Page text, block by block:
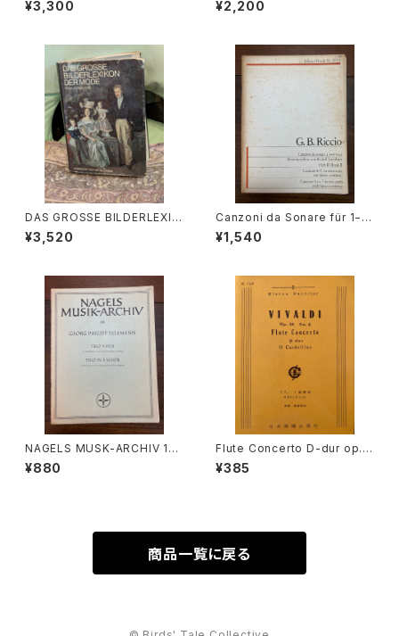
ura【著者：Kurt Wichmann】出
¥3,300
版社：MACMILLAN AND CO,
¥2,200
DAS GROSSE BILDERLEXIK
ON DER MODE【著者：Ludmil
a Kybalová, Olga Herbeno
¥3,520
Canzoni da Sonare für 1−4
stimmen und Basso Contin
uo 4−7【著者：GIOVANNI BA
¥1,540
NAGELS MUSK-ARCHIV 131
TRIO F-DUR für Altblockfl
öte, Viola da gamba und B
¥880
Flute Concerto D-dur op.1
0 No.3 Il Cardellino【著者：V
IVALDI】出版社：日本楽譜出版
¥385
商品一覧に戻る